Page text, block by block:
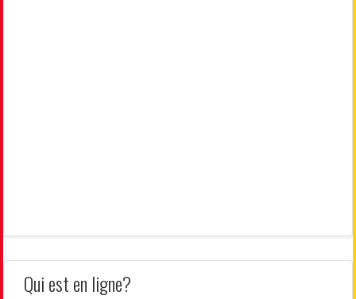
Qui est en ligne?